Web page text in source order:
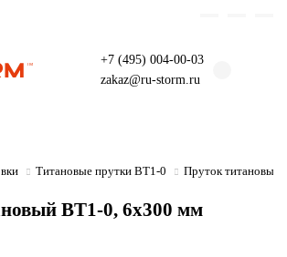
+7 (495) 004-00-03
zakaz@ru-storm.ru
Титановые прутки ВТ1-0 Пруток
ВТ1-0, 6х300 мм